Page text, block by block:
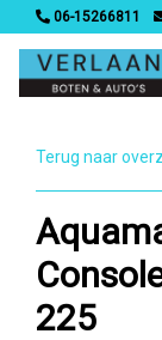
06-15266811
Terug naar
225